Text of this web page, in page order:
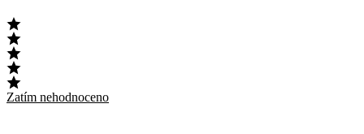
Zatím nehodnoceno